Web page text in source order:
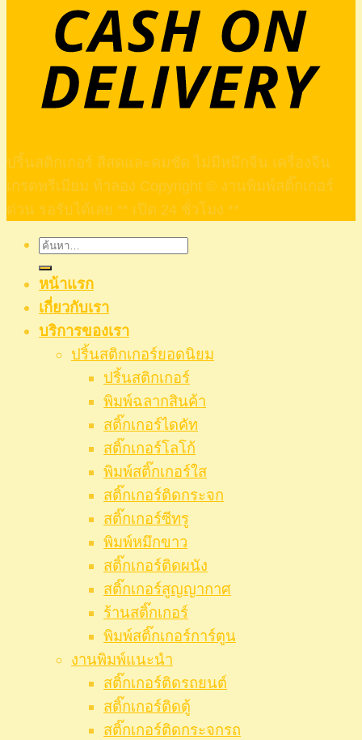
ปริ้นสติกเกอร์ สีสดและคมชัด ไม่มีหมึกจีน เครื่องจีน
เกรดพรีเมียม ท้าลอง Copyright © งานพิมพ์สติ๊กเกอร์
ด่วน รอรับได้เลย ** เปิด 24 ชั่วโมง **
ค้นหา:
หน้าแรก
เกี่ยวกับเรา
บริการของเรา
ปริ้นสติกเกอร์ยอดนิยม
ปริ้นสติกเกอร์
พิมพ์ฉลากสินค้า
สติ๊กเกอร์ไดคัท
สติ๊กเกอร์โลโก้
พิมพ์สติ๊กเกอร์ใส
สติ๊กเกอร์ติดกระจก
สติ๊กเกอร์ซีทรู
พิมพ์หมึกขาว
สติ๊กเกอร์ติดผนัง
สติ๊กเกอร์สูญญากาศ
ร้านสติ๊กเกอร์
พิมพ์สติ๊กเกอร์การ์ตูน
งานพิมพ์แนะนำ
สติ๊กเกอร์ติดรถยนต์
สติ๊กเกอร์ติดตู้
สติ๊กเกอร์ติดกระจกรถ